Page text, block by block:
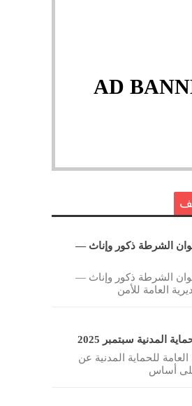
AD
الشرطة ذكور وإناث —
الشرطة ذكور وإناث —
المدنية سبتمبر 2025
العامة للحماية المدنية عن
أساس